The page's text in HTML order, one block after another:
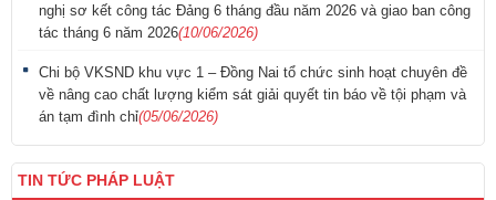
nghị sơ kết công tác Đảng 6 tháng đầu năm 2026 và giao ban công
tác tháng 6 năm 2026(10/06/2026)
Chi bộ VKSND khu vực 1 – Đồng Nai tổ chức sinh hoạt chuyên đề
về nâng cao chất lượng kiểm sát giải quyết tin báo về tội phạm và
án tạm đình chỉ(05/06/2026)
TIN TỨC PHÁP LUẬT